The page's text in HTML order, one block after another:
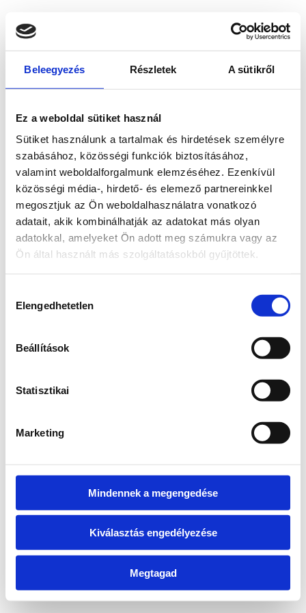
Beleegyezés Részletek A sütikről
Ez a weboldal sütiket használ
Sütiket használunk a tartalmak és hirdetések személyre
szabásához, közösségi funkciók biztosításához,
valamint weboldalforgalmunk elemzéséhez. Ezenkívül
közösségi média-, hirdető- és elemező partnereinkkel
megosztjuk az Ön weboldalhasználatra vonatkozó
adatait, akik kombinálhatják az adatokat más olyan
adatokkal, amelyeket Ön adott meg számukra vagy az
Ön által használt más szolgáltatásokból gyűjtöttek.
kiválasztása
Elengedhetetlen
Beállítások
Statisztikai
Marketing
Mindennek a megengedése
Kiválasztás engedélyezése
Megtagad
loadingwww.bicapp.hu
(see the browser console for more